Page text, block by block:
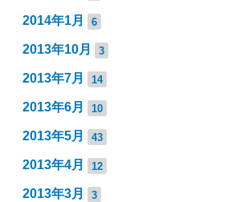
2014年1月 6
2013年10月 3
2013年7月 14
2013年6月 10
2013年5月 43
2013年4月 12
2013年3月 3